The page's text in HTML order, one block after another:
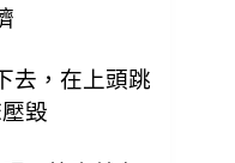
去， 在上頭跳
毀